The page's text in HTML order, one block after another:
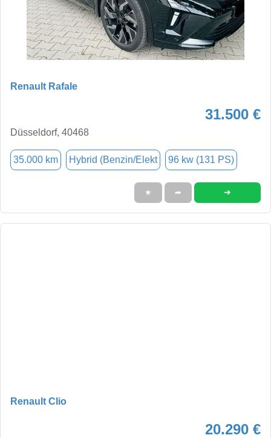
Renault Rafale
31.500 €
Düsseldorf, 40468
35.000 km Hybrid (Benzin/Elekt 96 kw (131 PS)
★ ➦ ➜
Renault Clio
20.290 €